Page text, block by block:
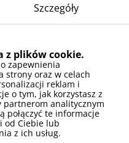
łóżko małżeńskie
Szczegóły
z plików cookie.
zapewnienia
strony oraz w celach
reklam i
o tym, jak korzystasz z
analitycznym
połączyć te informacje
od Ciebie lub
z ich usług.